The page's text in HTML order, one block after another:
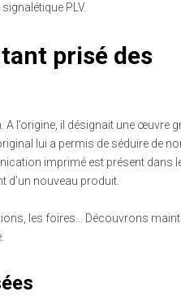
PLV.
prisé des
l’origine, il désignait une œuvre
lui a permis de séduire de
imprimé est présent dans
d’un nouveau produit.
les foires… Découvrons